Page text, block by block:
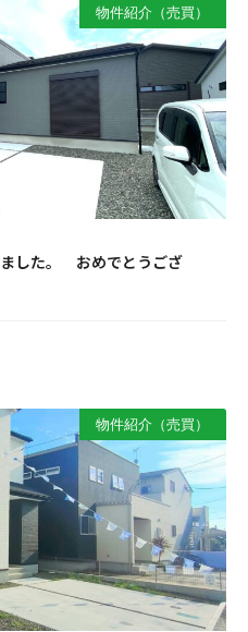
物件紹介（売買）
した。 おめでとうござ
物件紹介（売買）